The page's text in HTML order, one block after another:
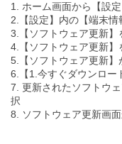
1. ホーム画面から【設
2.【設定】内の【端末情
3.【ソフトウェア更新】
4.【ソフトウェア更新】
5.【ソフトウェア更新
6.【1.今すぐダウンロー
7. 更新されたソフトウ
択
8. ソフトウェア更新画